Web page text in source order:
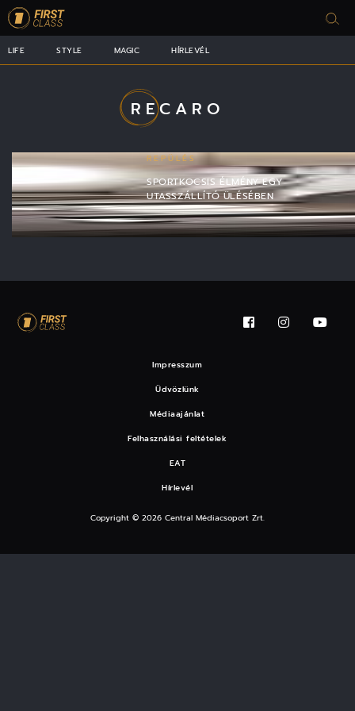
LIFE STYLE MAGIC HÍRLEVÉL
RECARO
REPÜLÉS
SPORTKOCSIS ÉLMÉNY EGY
UTASSZÁLLÍTÓ ÜLÉSÉBEN
Impresszum
Üdvözlünk
Médiaajánlat
Felhasználási feltételek
EAT
Hírlevél
Copyright © 2026 Central Médiacsoport Zrt.